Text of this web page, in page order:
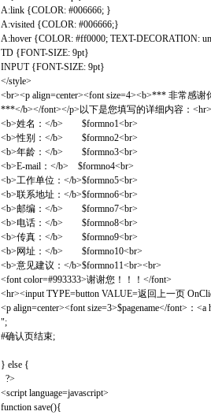
A:link {COLOR: #006666; }
A:visited {COLOR: #006666;}
A:hover {COLOR: #ff0000; TEXT-DECORATION:
TD {FONT-SIZE: 9pt}
INPUT {FONT-SIZE: 9pt}
</style>
<br><p align=center><font size=4><b>*** 非常感谢
***</b></font></p>以下是您填写的详细内容：
<b>姓名：</b> $formno1<br>
<b>性别：</b> $formno2<br>
<b>年龄：</b> $formno3<br>
<b>E-mail：</b> $formno4<br>
<b>工作单位：</b>$formno5<br>
<b>联系地址：</b>$formno6<br>
<b>邮编：</b> $formno7<br>
<b>电话：</b> $formno8<br>
<b>传真：</b> $formno9<br>
<b>网址：</b> $formno10<br>
<b>意见建议：</b>$formno11<br><br>
<font color=#993333>谢谢您！！！</font>
<hr><input TYPE=button VALUE=返回上一页
<p align=center><font size=3>$pagename</font>：
";
#确认页结束;
} else {
?>
<script language=javascript>
function save(){